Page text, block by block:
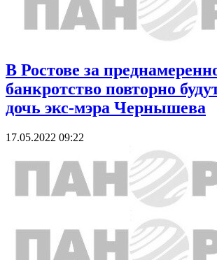
В Ростове за
банкротство повторно
дочь экс-мэра Чернышева
17.05.2022 09:22